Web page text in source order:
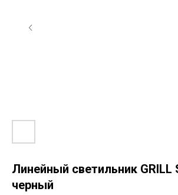
Линейный светильник GRILL
черный